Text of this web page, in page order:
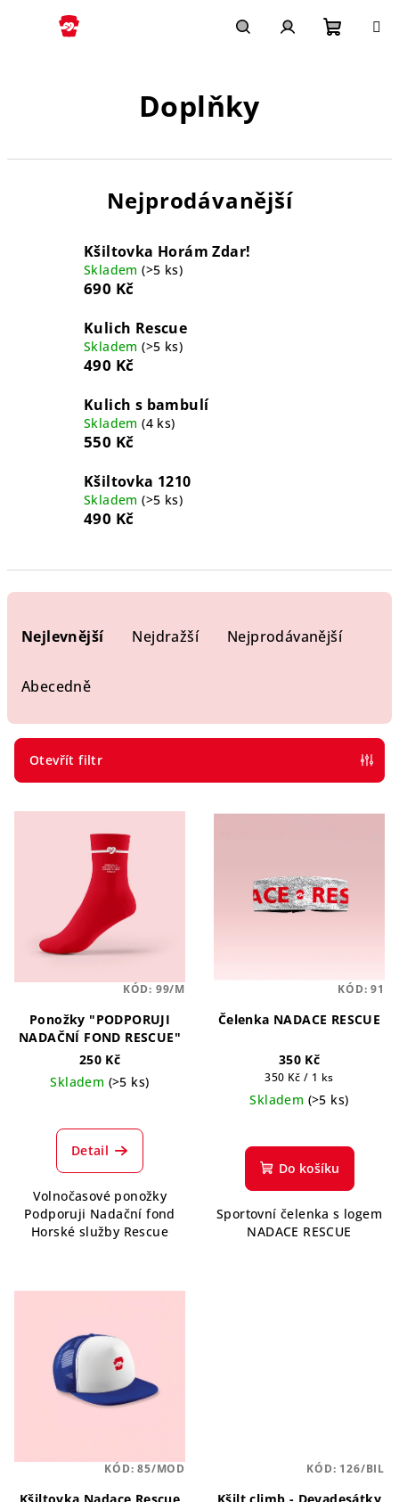
Doplňky
Nejprodávanější
Kšiltovka Horám Zdar!
Skladem(>5 ks)
690 Kč
Kulich Rescue
Skladem(>5 ks)
490 Kč
Kulich s bambulí
Skladem(4 ks)
550 Kč
Kšiltovka 1210
Skladem(>5 ks)
490 Kč
r
o
Nejlevnější Nejdražší Nejprodávanější
Abecedně
Otevřít filtr
V
o
u Ponožky "PODPORUJI
NADAČNÍ FOND RESCUE"
250 Kč
Skladem (>5 ks)
Detail
Volnočasové ponožky
Podporuji Nadační fond
Horské služby Rescue
KÓD: 99/M
Čelenka NADACE RESCUE
350 Kč
Měrná
cena:
350 Kč / 1 ks
Skladem (>5 ks)
Do košíku
Sportovní čelenka s logem
NADACE RESCUE
KÓD:91
KÓD:85/MOD KÓD: 126/BIL